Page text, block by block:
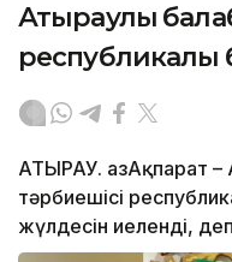
Атыраулық
республикалық
АТЫРАУ. ҚазАқпарат
тәрбиешісі
жүлдесін иеленді,